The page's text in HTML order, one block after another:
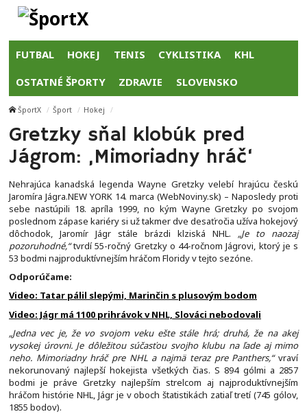
FUTBAL HOKEJ TENIS CYKLISTIKA KHL
OSTATNÉ ŠPORTY ZDRAVIE SLOVENSKO
ŠportX Šport Hokej
Gretzky sňal klobúk pred
Jágrom: ‚Mimoriadny hráč‘
Nehrajúca kanadská legenda Wayne Gretzky velebí hrajúcu českú
Jaromíra Jágra.NEW YORK 14. marca (WebNoviny.sk) – Naposledy proti
sebe nastúpili 18. apríla 1999, no kým Wayne Gretzky po svojom
poslednom zápase kariéry si už takmer dve desaťročia užíva hokejový
dôchodok, Jaromír Jágr stále brázdi klziská NHL. „Je to naozaj
pozoruhodné,“tvrdí 55-ročný Gretzky o 44-ročnom Jágrovi, ktorý je s
53 bodmi najproduktívnejším hráčom Floridy v tejto sezóne.
Odporúčame:
Video: Tatar pálil slepými, Marinčin s plusovým bodom
Video: Jágr má 1100 prihrávok v NHL, Slováci nebodovali
„Jedna vec je, že vo svojom veku ešte stále hrá; druhá, že na akej
vysokej úrovni. Je dôležitou súčasťou svojho klubu na ľade aj mimo
neho. Mimoriadny hráč pre NHL a najmä teraz pre Panthers,“vraví
nekorunovaný najlepší hokejista všetkých čias. S 894 gólmi a 2857
bodmi je práve Gretzky najlepším strelcom aj najproduktívnejším
hráčom histórie NHL, Jágr je v oboch štatistikách zatiaľ tretí (745 gólov,
1855 bodov).